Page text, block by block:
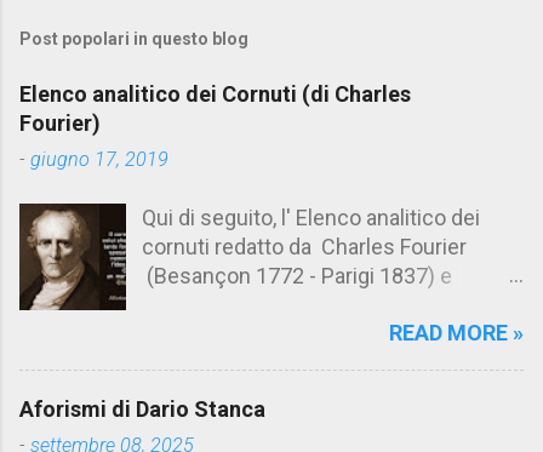
m
e
n
t
Post popolari in questo blog
Elenco analitico dei Cornuti (di Charles
Fourier)
- giugno 17, 2019
Qui di seguito, l' Elenco analitico dei
cornuti redatto da Charles Fourier
(Besançon 1772 - Parigi 1837) e
Aforismario trovi anche una raccolta di
cornuto pretenzioso: colui che ritiene
READ MORE »
Aforismi di Dario Stanca
- settembre 08, 2025